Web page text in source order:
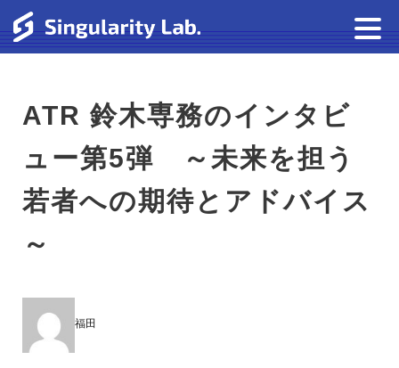
ATR 鈴木専務のインタビ
ュー第5弾 ～未来を担う
若者への期待とアドバイス
～
福田